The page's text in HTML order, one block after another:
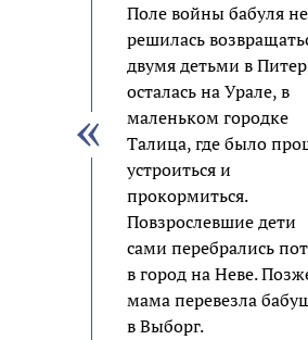
Поле войны бабуля не
решилась
двумя детьми в
осталась на Урале, в
маленьком городке
Талица, где было
устроиться и
прокормиться.
Повзрослевшие дети
сами перебрались
в город на Неве.
мама перевезла
в Выборг.